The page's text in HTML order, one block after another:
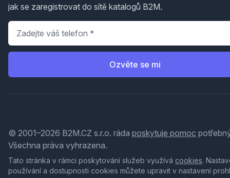
jak se zaregistrovat do sítě katalogů B2M.
Telefon
Ozvěte se mi
© 2001–2026 B2M.CZ s.r.o. ráda poskytuje pomoc
Všechna práva vyhrazena.
Tato stránka v rámci poskytování služeb využívá cookies.
používání a dostupnosti cookies můžete upravit v nastavení